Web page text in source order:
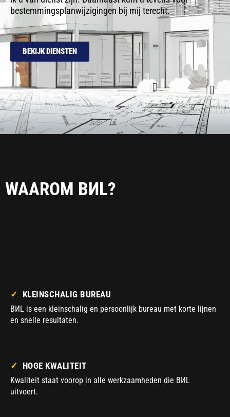
bestemmingsplanwijzigingen bij mij terecht.
BEKIJK DIENSTEN
WAAROM BИL?
✓ KLEINSCHALIG BUREAU
BИL is een kleinschalig en persoonlijk bureau met korte lijnen
en snelle resultaten.
✓ HOGE KWALITEIT
Kwaliteit staat voorop in alle werkzaamheden die BИL
uitvoert.